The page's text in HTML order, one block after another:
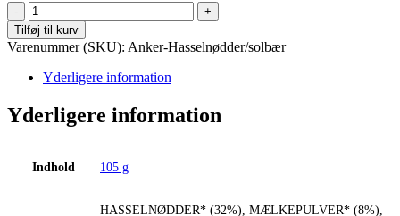
Anker
Chokolade
-
Piemonte
hasselnødder/nougat/solbærpulver
antal
Tilføj til kurv
Varenummer (SKU): Anker-Hasselnødder/solbær
Yderligere information
Yderligere information
Indhold 105 g
HASSELNØDDER* (32%), MÆLKEPULVER* (8%),